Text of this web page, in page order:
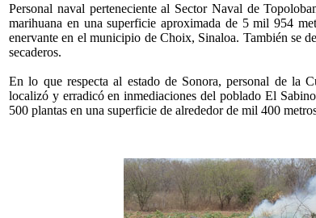
Personal naval perteneciente al Sector Naval de
marihuana en una superficie aproximada de 5 mil 954
enervante en el municipio de Choix, Sinaloa. También se
secaderos.
En lo que respecta al estado de Sonora, personal de la
localizó y erradicó en inmediaciones del poblado El
500 plantas en una superficie de alrededor de mil 400